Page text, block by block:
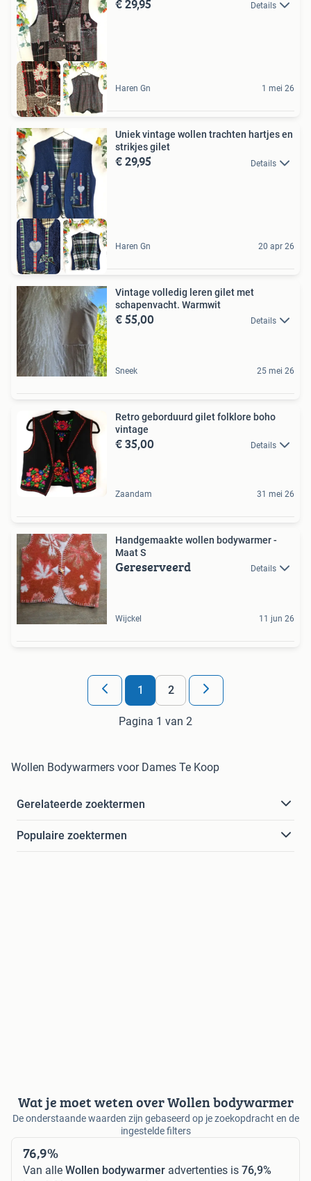
€ 29,95 Details
Haren Gn 1 mei 26
Uniek vintage wollen trachten hartjes en
strikjes gilet
€ 29,95 Details
Haren Gn 20 apr 26
Vintage volledig leren gilet met
schapenvacht. Warmwit
€ 55,00 Details
Sneek 25 mei 26
Retro geborduurd gilet folklore boho
vintage
€ 35,00 Details
Zaandam 31 mei 26
Handgemaakte wollen bodywarmer -
Maat S
Gereserveerd Details
Wijckel 11 jun 26
1 2
Pagina 1 van 2
Wollen Bodywarmers voor Dames Te Koop
Gerelateerde zoektermen
Populaire zoektermen
Wat je moet weten over Wollen bodywarmer
De onderstaande waarden zijn gebaseerd op je zoekopdracht en de
ingestelde filters
76,9%
Van alle Wollen bodywarmer advertenties is 76,9%